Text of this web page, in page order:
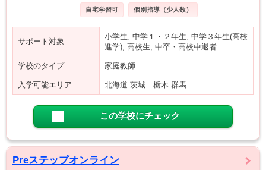
自宅学習可 個別指導（少人数）
サポート対象
小学生, 中学１・２年生, 中学３年生(高校
進学), 高校生, 中卒・高校中退者
学校のタイプ 家庭教師
入学可能エリア 北海道 茨城 栃木 群馬
この学校にチェック
Preステップオンライン